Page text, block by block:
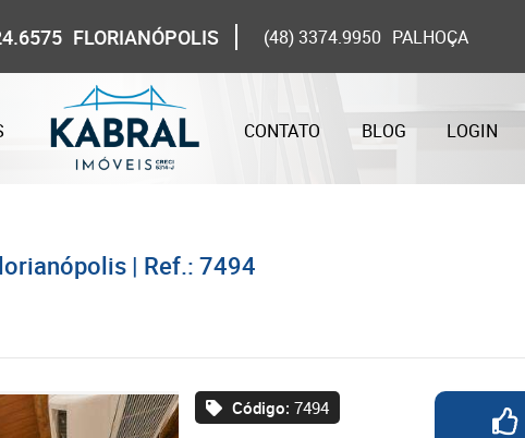
FLORIANÓPOLIS (48) 3374.9950 PALHOÇA
CONTATO BLOG LOGIN
| Ref.: 7494
Código: 7494